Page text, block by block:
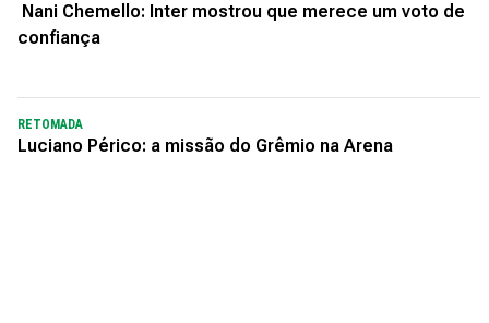
Nani Chemello: Inter mostrou que merece um voto de
confiança
RETOMADA
Luciano Périco: a missão do Grêmio na Arena